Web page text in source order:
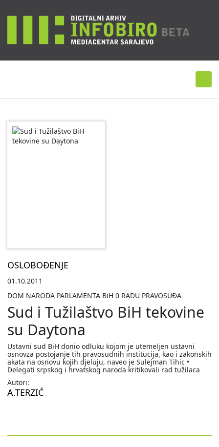
OSLOBOĐENJE
01.10.2011
DOM NARODA PARLAMENTA BiH 0 RADU PRAVOSUÐA
Sud i Tužilaštvo BiH tekovine
su Daytona
Ustavni sud BiH donio odluku kojom je utemeljen ustavni
osnovza postojanje tih pravosudnih institucija, kao i zakonskih
akata na osnovu kojih djeluju, naveo je Sulejman Tihic •
Delegati srpskog i hrvatskog naroda kritikovali rad tužilaca
Autori:
A.TERZIĆ